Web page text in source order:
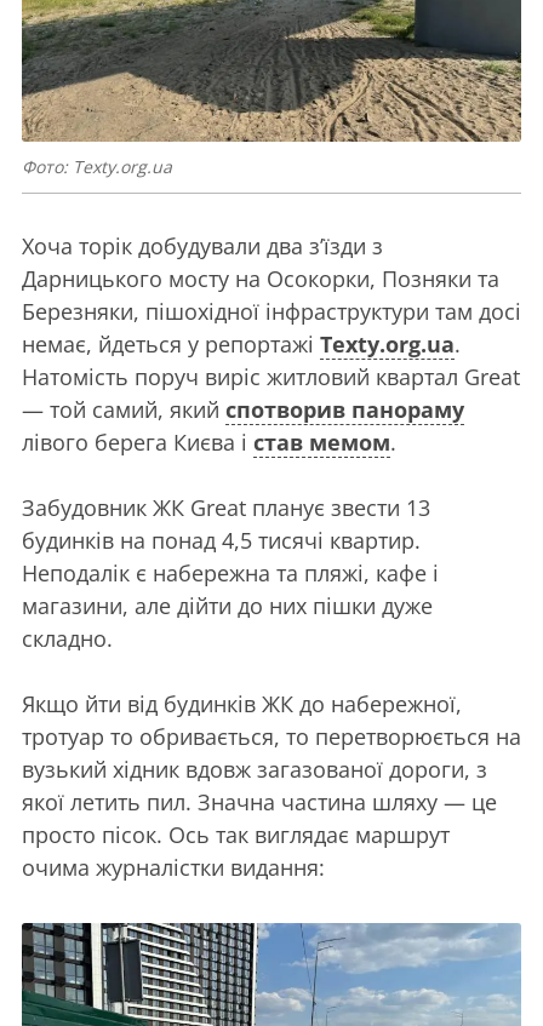
Фото: Texty.org.ua
Хоча торік добудували два з’їзди з
Дарницького мосту на Осокорки, Позняки та
Березняки, пішохідної інфраструктури там досі
немає, йдеться у репортажі Texty.org.ua.
Натомість поруч виріс житловий квартал Great
— той самий, який спотворив панораму
лівого берега Києва і став мемом.
Забудовник ЖК Great планує звести 13
будинків на понад 4,5 тисячі квартир.
Неподалік є набережна та пляжі, кафе і
магазини, але дійти до них пішки дуже
складно.
Якщо йти від будинків ЖК до набережної,
тротуар то обривається, то перетворюється на
вузький хідник вдовж загазованої дороги, з
якої летить пил. Значна частина шляху — це
просто пісок. Ось так виглядає маршрут
очима журналістки видання: